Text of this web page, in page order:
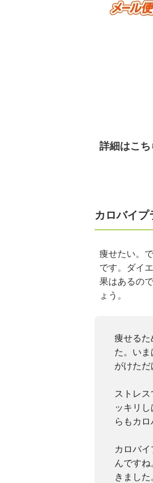
詳細はこ
カロバイプ
痩せたい。
です。ダイ
果はあるの
ょう。
痩せるた
た。い
がけただ
ストレ
ッキリ
らもカロ
カロバ
んです
きました